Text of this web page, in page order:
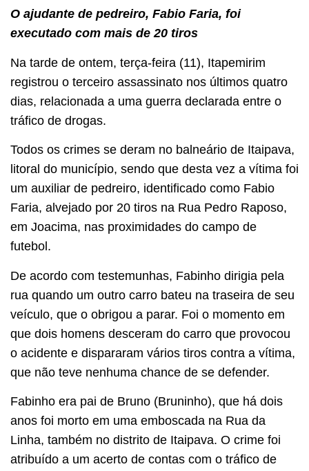
O ajudante de pedreiro, Fabio Faria, foi
executado com mais de 20 tiros
Na tarde de ontem, terça-feira (11), Itapemirim
registrou o terceiro assassinato nos últimos quatro
dias, relacionada a uma guerra declarada entre o
tráfico de drogas.
Todos os crimes se deram no balneário de Itaipava,
litoral do município, sendo que desta vez a vítima foi
um auxiliar de pedreiro, identificado como Fabio
Faria, alvejado por 20 tiros na Rua Pedro Raposo,
em Joacima, nas proximidades do campo de
futebol.
De acordo com testemunhas, Fabinho dirigia pela
rua quando um outro carro bateu na traseira de seu
veículo, que o obrigou a parar. Foi o momento em
que dois homens desceram do carro que provocou
o acidente e dispararam vários tiros contra a vítima,
que não teve nenhuma chance de se defender.
Fabinho era pai de Bruno (Bruninho), que há dois
anos foi morto em uma emboscada na Rua da
Linha, também no distrito de Itaipava. O crime foi
atribuído a um acerto de contas com o tráfico de